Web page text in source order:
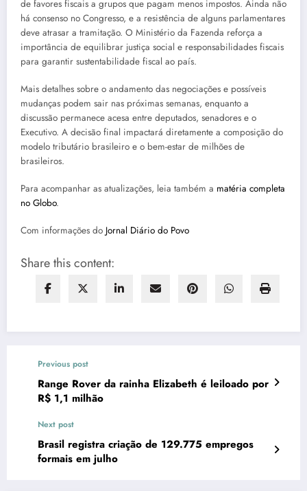
de favores fiscais a grupos que pagam menos impostos. Ainda não
há consenso no Congresso, e a resistência de alguns parlamentares
deve atrasar a tramitação. O Ministério da Fazenda reforça a
importância de equilibrar justiça social e responsabilidades fiscais
para garantir sustentabilidade fiscal ao país.
Mais detalhes sobre o andamento das negociações e possíveis
mudanças podem sair nas próximas semanas, enquanto a
discussão permanece acesa entre deputados, senadores e o
Executivo. A decisão final impactará diretamente a composição do
modelo tributário brasileiro e o bem-estar de milhões de
brasileiros.
Para acompanhar as atualizações, leia também a matéria completa
no Globo.
Com informações do Jornal Diário do Povo
Share this content:
Previous post
Range Rover da rainha Elizabeth é leiloado por
R$ 1,1 milhão
Next post
Brasil registra criação de 129.775 empregos
formais em julho